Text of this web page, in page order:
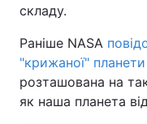
складу.
Раніше NASA
"крижаної" планети
розташована на
як наша планета